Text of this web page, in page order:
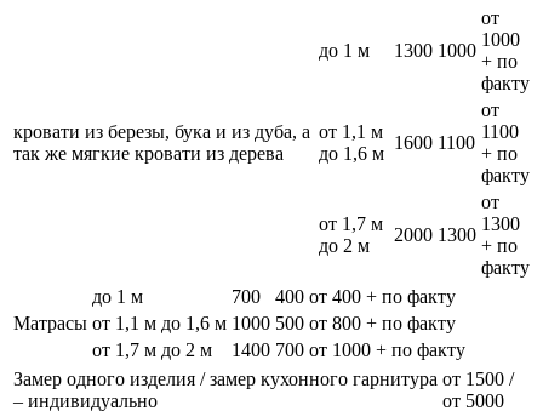
кровати из березы, бука и из дуба, а
так же мягкие кровати из дерева
до 1 м 1300 1000
от
1000
+ по
факту
от 1,1 м
до 1,6 м
1600 1100
от
1100
+ по
факту
от 1,7 м
до 2 м
2000 1300
от
1300
+ по
факту
Матрасы
до 1 м 700 400 от 400 + по факту
от 1,1 м до 1,6 м 1000 500 от 800 + по факту
от 1,7 м до 2 м
1400 700 от 1000 + по факту
Замер одного изделия / замер кухонного гарнитура
– индивидуально
от 1500 /
от 5000